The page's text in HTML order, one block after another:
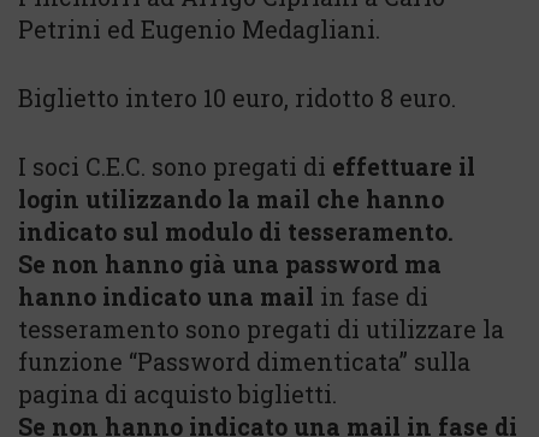
Petrini ed Eugenio Medagliani.
Biglietto intero 10 euro, ridotto 8 euro.
I soci C.E.C. sono pregati di effettuare il
login utilizzando la mail che hanno
indicato sul modulo di tesseramento.
Se non hanno già una password ma
hanno indicato una mail in fase di
tesseramento sono pregati di utilizzare la
funzione “Password dimenticata” sulla
pagina di acquisto biglietti.
Se non hanno indicato una mail in fase di